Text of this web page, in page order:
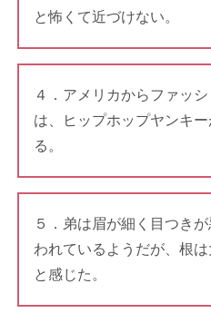
と怖くて近づけない。
４．アメリカからファッ
は、ヒップホップヤンキ
る。
５．弟は眉が細く目つき
われているようだが、根
と感じた。